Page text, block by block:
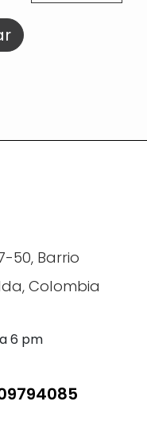
50, Barrio
Colombia
6 pm